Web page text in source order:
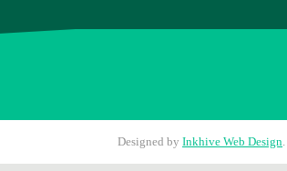
Designed by Inkhive Web Design.